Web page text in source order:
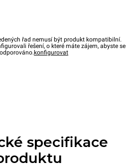
řad nemusí být produkt kompatibilní.
řešení, o které máte zájem, abyste se
konfigurovat
specifikace